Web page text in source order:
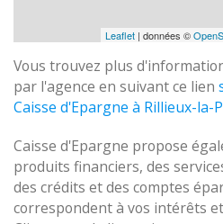
Leaflet | données ©
Vous trouvez plus
par l'agence en suivant ce lien
Caisse d'Epargne à Rillieux-la-
Caisse d'Epargne propose
produits financiers, des
des crédits et des comptes
correspondent à vos intérêts